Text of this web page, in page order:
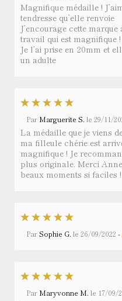
Magnifique médaille !
tendresse qu’elle renvoie
J’encourage cette
travail qui est magnifique !
Je l’ai prise en 20mm et
un adulte
Par Marguerite S. le 29/11/
La médaille que je viens
ma filleule chérie est
magnifique ! Je
plus originale. Merci
beaux moments si faciles !
ParSophie G. le 26/09/2022 -
Par Maryvonne M. le 17/09/